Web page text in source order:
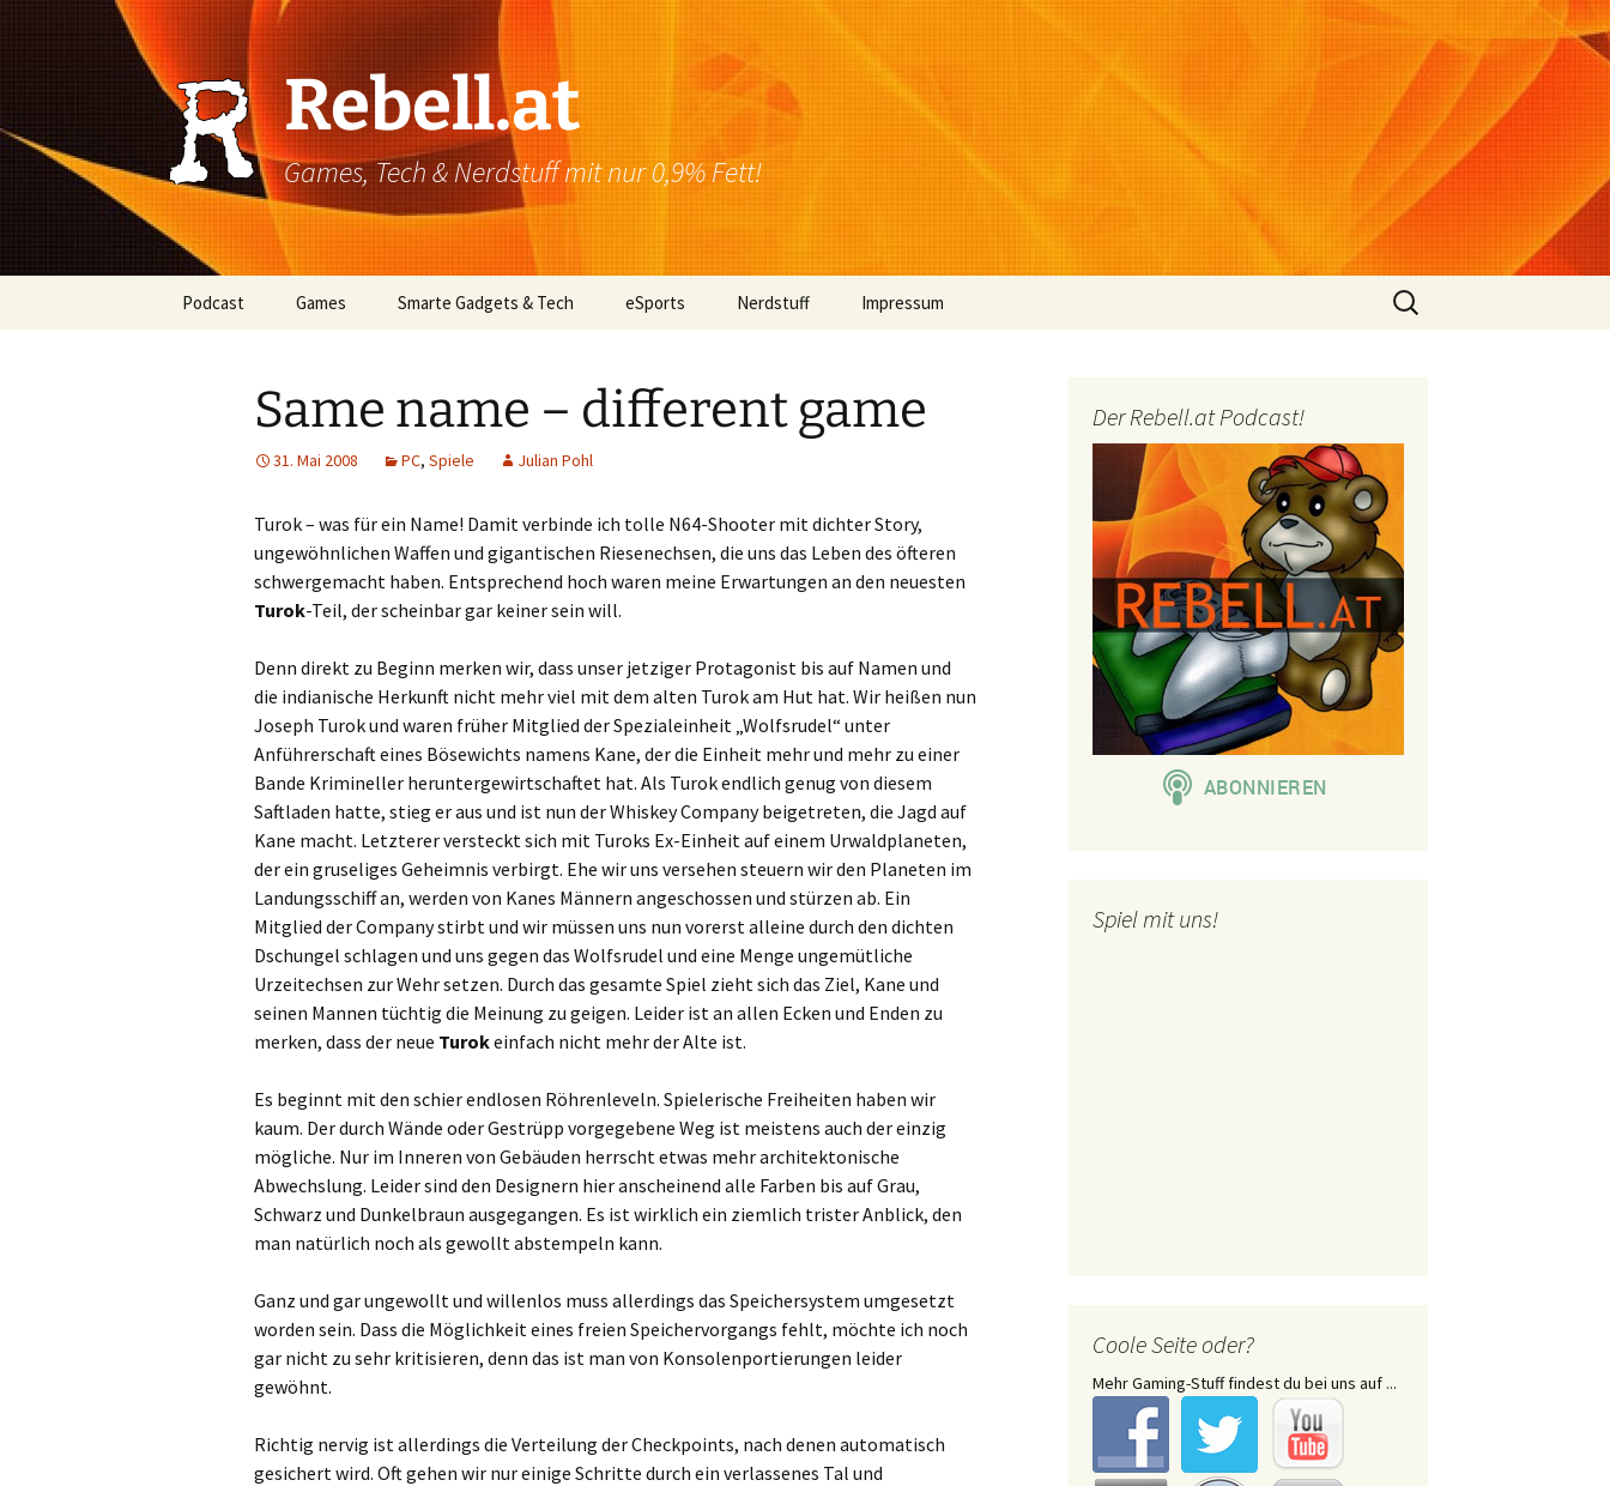
Rebell.at
Games, Tech & Nerdstuff mit nur 0,9% Fett!
Podcast Games
Mac OS
Linux
Browser
Xbox
PlayStation
Mobile
Smarte Gadgets & Tech eSports Nerdstuff Impressum
Suchen
nach:
Same name – different game
31. Mai 2008 PC, Spiele Julian Pohl
Turok – was für ein Name! Damit verbinde ich tolle N64-Shooter mit dichter Story,
ungewöhnlichen Waffen und gigantischen Riesenechsen, die uns das Leben des öfteren
schwergemacht haben. Entsprechend hoch waren meine Erwartungen an den neuesten
Turok-Teil, der scheinbar gar keiner sein will.
Denn direkt zu Beginn merken wir, dass unser jetziger Protagonist bis auf Namen und
die indianische Herkunft nicht mehr viel mit dem alten Turok am Hut hat. Wir heißen nun
Joseph Turok und waren früher Mitglied der Spezialeinheit „Wolfsrudel“ unter
Anführerschaft eines Bösewichts namens Kane, der die Einheit mehr und mehr zu einer
Bande Krimineller heruntergewirtschaftet hat. Als Turok endlich genug von diesem
Saftladen hatte, stieg er aus und ist nun der Whiskey Company beigetreten, die Jagd auf
Kane macht. Letzterer versteckt sich mit Turoks Ex-Einheit auf einem Urwaldplaneten,
der ein gruseliges Geheimnis verbirgt. Ehe wir uns versehen steuern wir den Planeten im
Landungsschiff an, werden von Kanes Männern angeschossen und stürzen ab. Ein
Mitglied der Company stirbt und wir müssen uns nun vorerst alleine durch den dichten
Dschungel schlagen und uns gegen das Wolfsrudel und eine Menge ungemütliche
Urzeitechsen zur Wehr setzen. Durch das gesamte Spiel zieht sich das Ziel, Kane und
seinen Mannen tüchtig die Meinung zu geigen. Leider ist an allen Ecken und Enden zu
merken, dass der neue Turokeinfach nicht mehr der Alte ist.
Es beginnt mit den schier endlosen Röhrenleveln. Spielerische Freiheiten haben wir
kaum. Der durch Wände oder Gestrüpp vorgegebene Weg ist meistens auch der einzig
mögliche. Nur im Inneren von Gebäuden herrscht etwas mehr architektonische
Abwechslung. Leider sind den Designern hier anscheinend alle Farben bis auf Grau,
Schwarz und Dunkelbraun ausgegangen. Es ist wirklich ein ziemlich trister Anblick, den
man natürlich noch als gewollt abstempeln kann.
Ganz und gar ungewollt und willenlos muss allerdings das Speichersystem umgesetzt
worden sein. Dass die Möglichkeit eines freien Speichervorgangs fehlt, möchte ich noch
gar nicht zu sehr kritisieren, denn das ist man von Konsolenportierungen leider
gewöhnt.
Richtig nervig ist allerdings die Verteilung der Checkpoints, nach denen automatisch
gesichert wird. Oft gehen wir nur einige Schritte durch ein verlassenes Tal und
Der Rebell.at Podcast!
Spiel mit uns!
Coole Seite oder?
Mehr Gaming-Stuff findest du bei uns auf ...